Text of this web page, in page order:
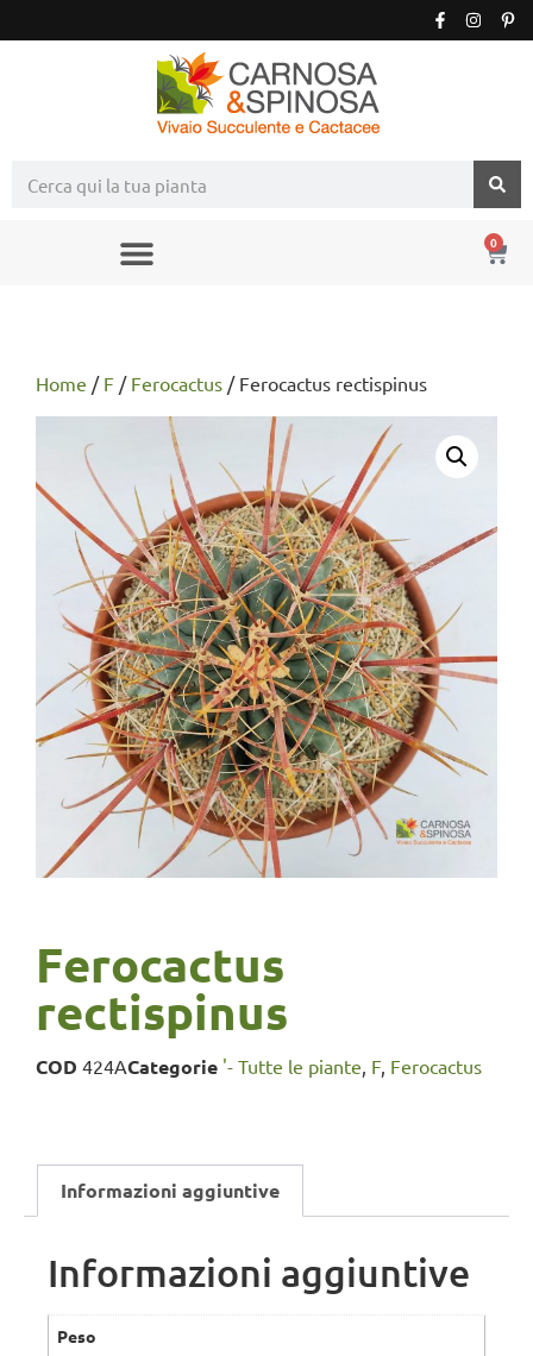
0
Home / F / Ferocactus / Ferocactus rectispinus
Ferocactus
rectispinus
COD 424ACategorie '- Tutte le piante, F, Ferocactus
Informazioni aggiuntive
Informazioni aggiuntive
Peso